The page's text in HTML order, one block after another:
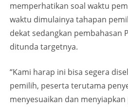
memperhatikan soal waktu
waktu dimulainya tahapan
dekat sedangkan pembahasan
ditunda targetnya.
“Kami harap ini bisa segera
pemilih, peserta terutama
menyesuaikan dan